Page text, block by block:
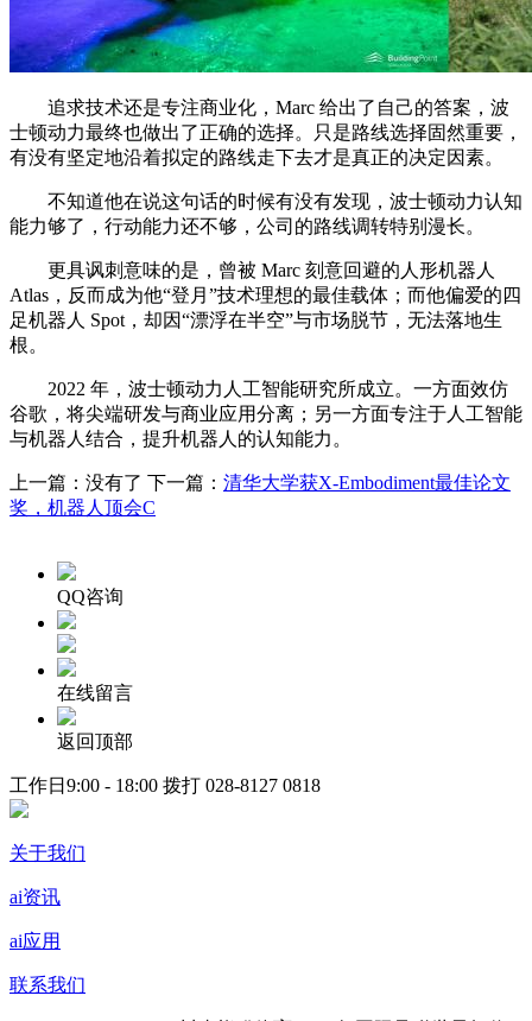
追求技术还是专注商业化，Marc 给出了自己的答案，波
士顿动力最终也做出了正确的选择。只是路线选择固然重要，
有没有坚定地沿着拟定的路线走下去才是真正的决定因素。
不知道他在说这句话的时候有没有发现，波士顿动力认知
能力够了，行动能力还不够，公司的路线调转特别漫长。
更具讽刺意味的是，曾被 Marc 刻意回避的人形机器人
Atlas，反而成为他“登月”技术理想的最佳载体；而他偏爱的四
足机器人 Spot，却因“漂浮在半空”与市场脱节，无法落地生
根。
2022 年，波士顿动力人工智能研究所成立。一方面效仿
谷歌，将尖端研发与商业应用分离；另一方面专注于人工智能
与机器人结合，提升机器人的认知能力。
上一篇：没有了 下一篇： 清华大学获X-Embodiment最佳论文
奖，机器人顶会C
QQ咨询
在线留言
返回顶部
工作日9:00 - 18:00 拨打 028-8127 0818
关于我们
ai资讯
ai应用
联系我们